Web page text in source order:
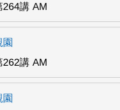
講 AM
講 AM